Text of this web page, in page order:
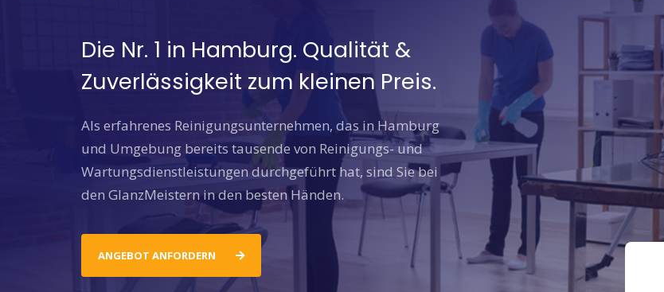
Die Nr. 1 in Hamburg. Qualität &
Zuverlässigkeit zum kleinen Preis.
Als erfahrenes Reinigungsunternehmen, das in Hamburg
und Umgebung bereits tausende von Reinigungs- und
Wartungsdienstleistungen durchgeführt hat, sind Sie bei
den GlanzMeistern in den besten Händen.
ANGEBOT ANFORDERN